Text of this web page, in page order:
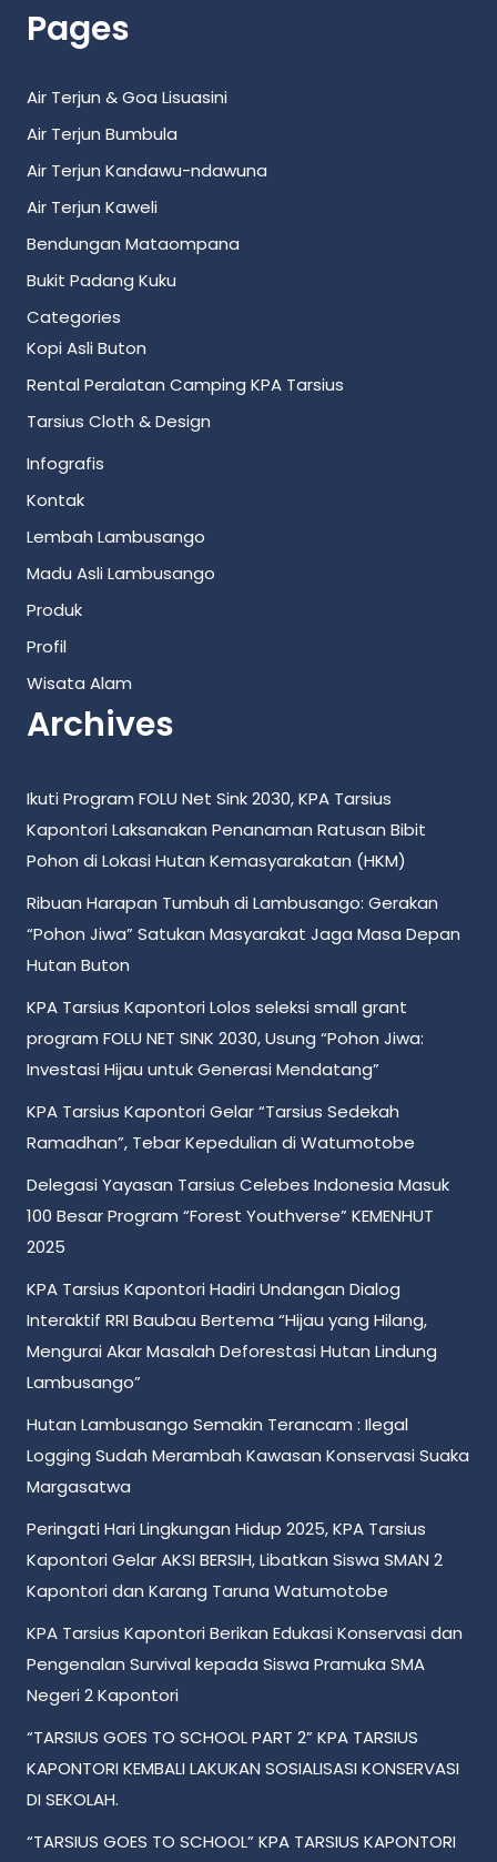
Pages
Air Terjun & Goa Lisuasini
Air Terjun Bumbula
Air Terjun Kandawu-ndawuna
Air Terjun Kaweli
Bendungan Mataompana
Bukit Padang Kuku
Categories
Kopi Asli Buton
Rental Peralatan Camping KPA Tarsius
Tarsius Cloth & Design
Infografis
Kontak
Lembah Lambusango
Madu Asli Lambusango
Produk
Profil
Wisata Alam
Archives
Ikuti Program FOLU Net Sink 2030, KPA Tarsius
Kapontori Laksanakan Penanaman Ratusan Bibit
Pohon di Lokasi Hutan Kemasyarakatan (HKM)
Ribuan Harapan Tumbuh di Lambusango: Gerakan
“Pohon Jiwa” Satukan Masyarakat Jaga Masa Depan
Hutan Buton
KPA Tarsius Kapontori Lolos seleksi small grant
program FOLU NET SINK 2030, Usung “Pohon Jiwa:
Investasi Hijau untuk Generasi Mendatang”
KPA Tarsius Kapontori Gelar “Tarsius Sedekah
Ramadhan”, Tebar Kepedulian di Watumotobe
Delegasi Yayasan Tarsius Celebes Indonesia Masuk
100 Besar Program “Forest Youthverse” KEMENHUT
2025
KPA Tarsius Kapontori Hadiri Undangan Dialog
Interaktif RRI Baubau Bertema “Hijau yang Hilang,
Mengurai Akar Masalah Deforestasi Hutan Lindung
Lambusango”
Hutan Lambusango Semakin Terancam : Ilegal
Logging Sudah Merambah Kawasan Konservasi Suaka
Margasatwa
Peringati Hari Lingkungan Hidup 2025, KPA Tarsius
Kapontori Gelar AKSI BERSIH, Libatkan Siswa SMAN 2
Kapontori dan Karang Taruna Watumotobe
KPA Tarsius Kapontori Berikan Edukasi Konservasi dan
Pengenalan Survival kepada Siswa Pramuka SMA
Negeri 2 Kapontori
“TARSIUS GOES TO SCHOOL PART 2” KPA TARSIUS
KAPONTORI KEMBALI LAKUKAN SOSIALISASI KONSERVASI
DI SEKOLAH.
“TARSIUS GOES TO SCHOOL” KPA TARSIUS KAPONTORI